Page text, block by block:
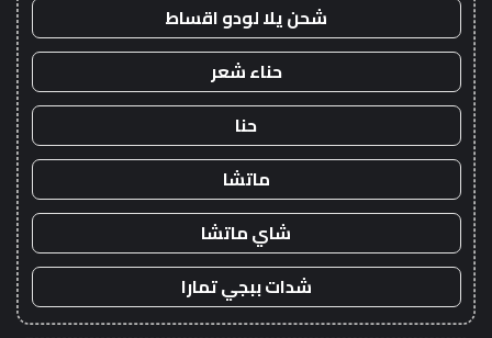
شحن يلا لودو اقساط
حناء شعر
حنا
ماتشا
شاي ماتشا
شدات ببجي تمارا